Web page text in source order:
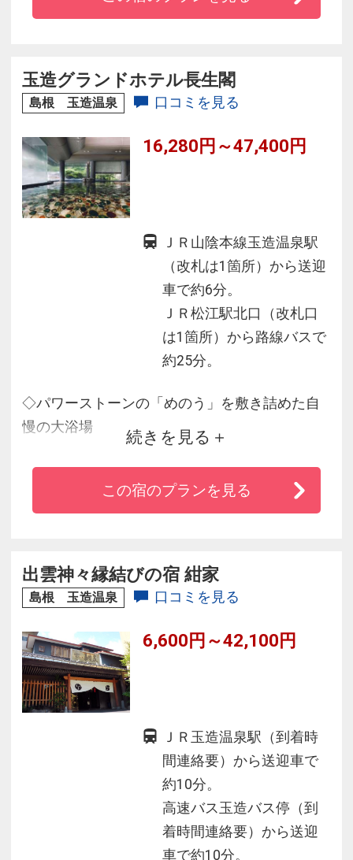
日常を忘れて「安らぎと癒し」を味わっていた
わりが光る
山陰の和食会席をお楽しみください。
玉造グランドホテル長生閣
島根 玉造温泉 口コミを見る
16,280円～47,400円
ＪＲ山陰本線玉造温泉駅
（改札は1箇所）から送迎
車で約6分。
ＪＲ松江駅北口（改札口
は1箇所）から路線バスで
約25分。
◇パワーストーンの「めのう」を敷き詰めた自
慢の大浴場
◇創業200余年。老舗旅館ならではの心も温まる
おもてなし
◇地元の旬の食材を用いた会席料理
続きを見る
この宿のプランを見る
出雲神々縁結びの宿 紺家
島根 玉造温泉 口コミを見る
6,600円～42,100円
ＪＲ玉造温泉駅（到着時
間連絡要）から送迎車で
約10分。
高速バス玉造バス停（到
着時間連絡要）から送迎
車で約10分。